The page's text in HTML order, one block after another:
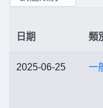
日期 類
2025-06-25 一